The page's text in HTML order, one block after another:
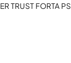
TRUST FORTA PS